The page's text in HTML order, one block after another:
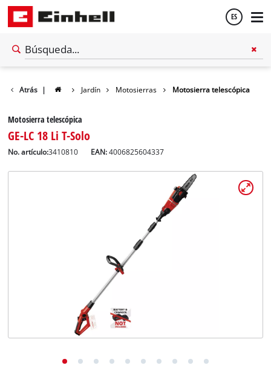
ES
Atrás | Jardín Motosierras Motosierra telescópica
Motosierra telescópica
GE-LC 18 Li T-Solo
No. artículo:3410810 EAN:4006825604337